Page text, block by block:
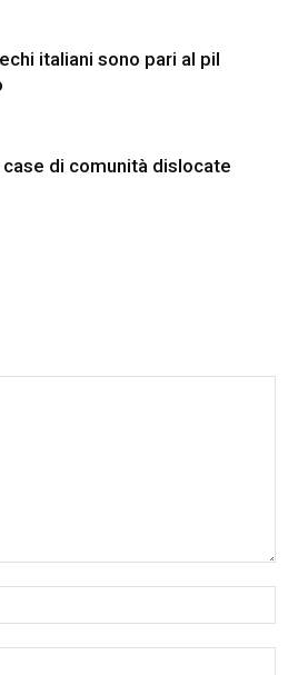
italiani sono pari al pil
case di comunità dislocate